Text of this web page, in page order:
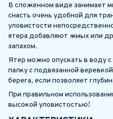
В сложенном виде занимает
снасть очень удобной для
уловистости
ятера добавляют жмых или
запахом.
Ятер можно опускать в воду с
палку с подвязанной
берега, если позволяет
При правильном
высокой уловистостью!